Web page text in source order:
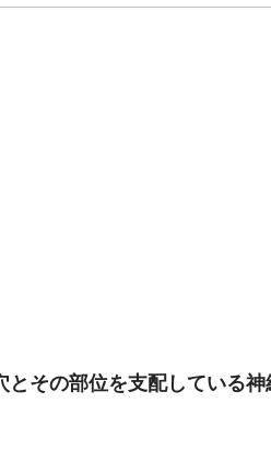
その部位を支配している神